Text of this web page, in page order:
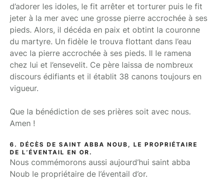
d’adorer les idoles, le fit arrêter et torturer puis le fit
jeter à la mer avec une grosse pierre accrochée à ses
pieds. Alors, il décéda en paix et obtint la couronne
du martyre. Un fidèle le trouva flottant dans l’eau
avec la pierre accrochée à ses pieds. Il le ramena
chez lui et l’ensevelit. Ce père laissa de nombreux
discours édifiants et il établit 38 canons toujours en
vigueur.
Que la bénédiction de ses prières soit avec nous.
Amen !
6. DÉCÈS DE SAINT ABBA NOUB, LE PROPRIÉTAIRE
DE L’ÉVENTAIL EN OR.
Nous commémorons aussi aujourd’hui saint abba
Noub le propriétaire de l’éventail d’or.